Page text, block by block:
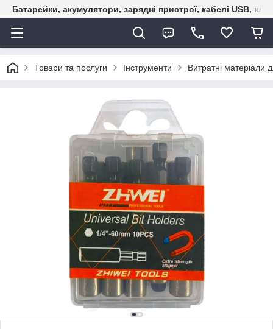
Батарейки, акумулятори, зарядні пристрої, кабелі USB,
Товари та послуги Інструменти Витратні матеріали